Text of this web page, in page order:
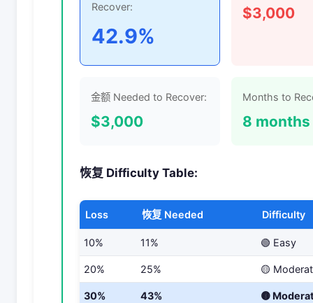
Recover:
42.9%
$3,000
金额 Needed to Recover:
$3,000
Months to
8 months
恢复 Difficulty Table:
Loss 恢复 Needed Difficulty
10% 11% 🟢 Easy
20% 25% 🟡
30% 43% 🟡